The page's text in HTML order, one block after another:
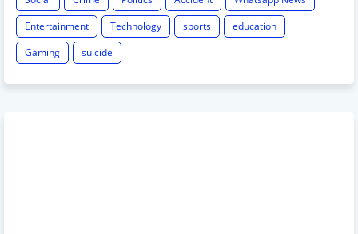
Entertainment
Technology sports
education
Gaming
suicide